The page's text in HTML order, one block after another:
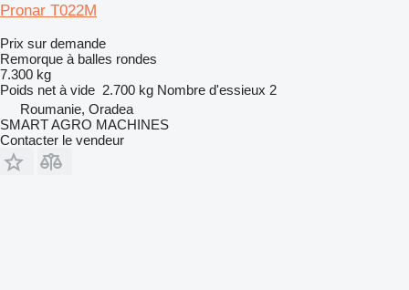
Pronar T022M
Prix sur demande
Remorque à balles rondes
7.300 kg
Poids net à vide 2.700 kg Nombre d'essieux 2
Roumanie, Oradea
SMART AGRO MACHINES
Contacter le vendeur